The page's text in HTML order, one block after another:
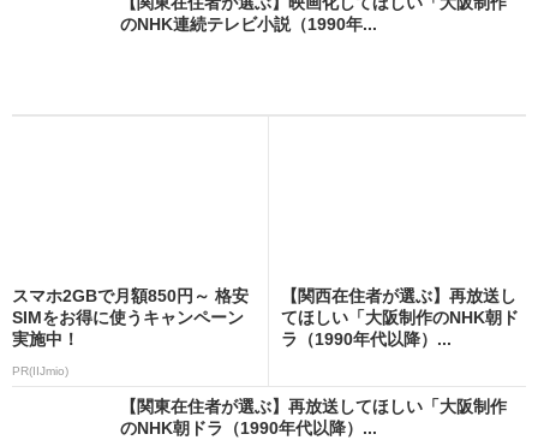
のNHK連続テレビ小説（1990年...
スマホ2GBで月額850円～ 格安
SIMをお得に使うキャンペーン
実施中！
PR(IIJmio)
【関西在住者が選ぶ】再放送し
てほしい「大阪制作のNHK朝ド
ラ（1990年代以降）...
【関東在住者が選ぶ】再放送してほしい「大阪制作
のNHK朝ドラ（1990年代以降）...